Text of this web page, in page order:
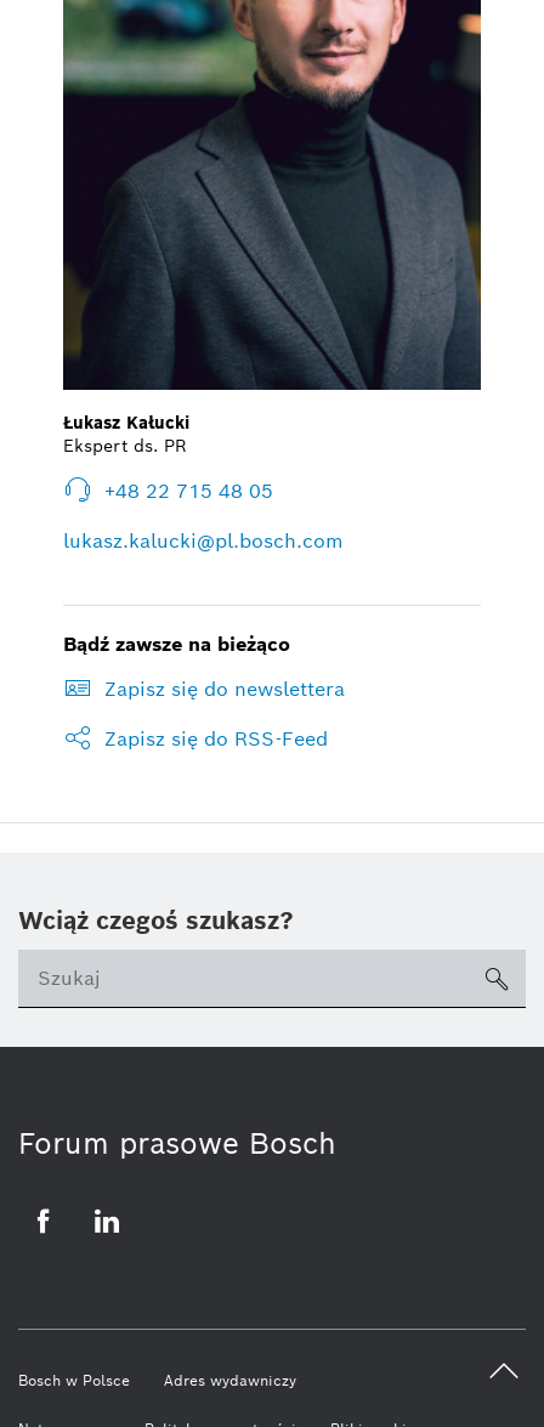
Łukasz Kałucki
Ekspert ds. PR
+48 22 715 48 05
lukasz.kalucki@pl.bosch.com
Bądź zawsze na bieżąco
Zapisz się do newslettera
Zapisz się do RSS-Feed
Wciąż czegoś szukasz?
Forum prasowe Bosch
Bosch w Polsce Adres wydawniczy